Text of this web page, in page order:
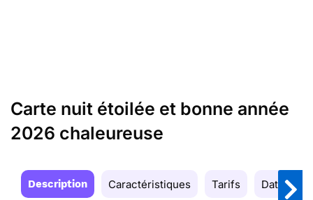
Carte nuit étoilée et bonne année
2026 chaleureuse
Description Caractéristiques Tarifs Date de